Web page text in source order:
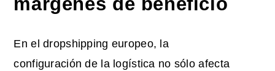
En el dropshipping europeo, la
configuración de la logística no sólo afecta